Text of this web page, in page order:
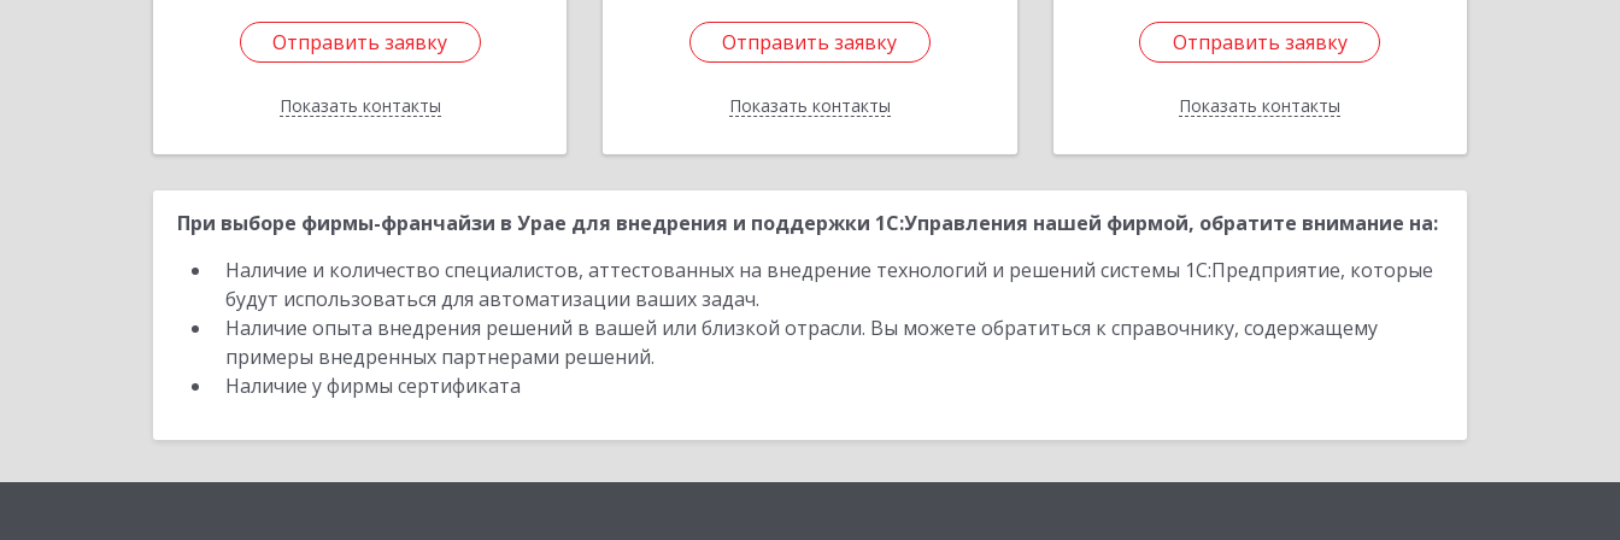
Отправить заявку
Показать контакты
Отправить заявку
Назад
Отправить заявку
Показать контакты
Отправить заявку
Назад
Отправить заявку
Показать контакты
Отправить заявку
Назад
При выборе фирмы-франчайзи в Урае для внедрения и поддержки 1С:Управления нашей фирмой, обратите внимание на:
Наличие и количество специалистов, аттестованных на внедрение технологий и решений системы 1С:Предприятие, которые
будут использоваться для автоматизации ваших задач.
Наличие опыта внедрения решений в вашей или близкой отрасли. Вы можете обратиться к справочнику, содержащему
примеры внедренных партнерами решений.
Наличие у фирмы сертификата